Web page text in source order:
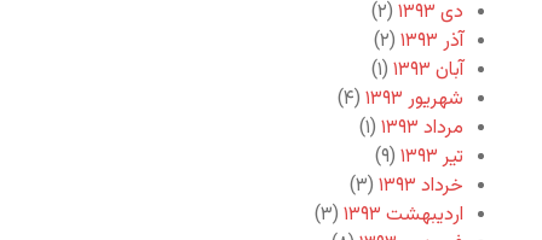
دی ۱۳۹۳
(۲)
آذر ۱۳۹۳
(۲)
آبان ۱۳۹۳
(۱)
شهریور ۱۳۹۳
(۴)
مرداد ۱۳۹۳
(۱)
تیر ۱۳۹۳
(۹)
خرداد ۱۳۹۳
(۳)
اردیبهشت ۱۳۹۳
(۳)